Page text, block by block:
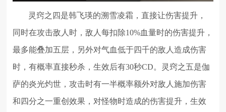
灵窍之四是韩飞瑛的溯雪凌霜，直接让伤害提升，
同时在攻击敌人时，敌人每扣除10%血量时的伤害提升，
最多能叠加五层，另外对气血低于四千的敌人造成伤害
时，有概率直接秒杀，生效后有30秒CD。灵窍之五是伽
萨的炎光灼世，攻击时有一半概率额外对敌人施加伤害
和四分之一重创效果，对怪物时造成的伤害提升，生效